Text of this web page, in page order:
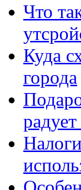
Что
Куда
города